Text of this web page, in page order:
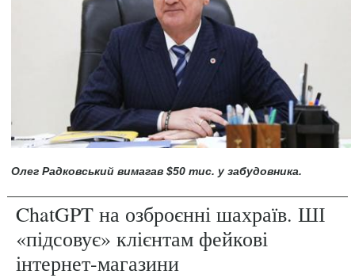
Олег Радковський вимагав $50 тис. у забудовника.
ChatGPT на озброєнні шахраїв. ШІ
«підсовує» клієнтам фейкові
інтернет-магазини